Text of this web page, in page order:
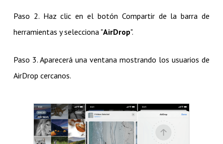
Paso 2. Haz clic en el botón Compartir de la barra de
herramientas y selecciona "AirDrop".
Paso 3. Aparecerá una ventana mostrando los usuarios de
AirDrop cercanos.